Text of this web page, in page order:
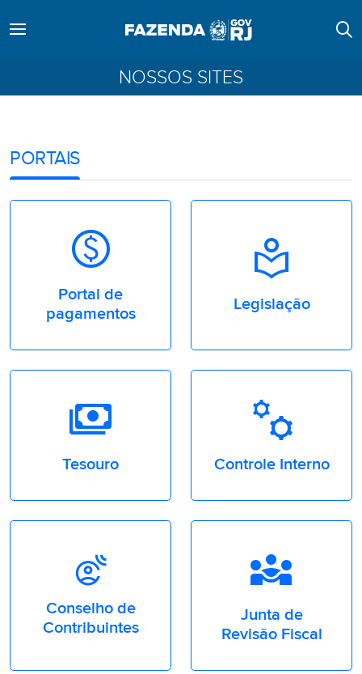
NOSSOS SITES
PORTAIS
Monetization_On
Portal de
pagamentos
Local_Library
Legislação
payments
Tesouro
Manufacturing
Controle Interno
Conselho de
Contribuintes
Diversity_3
Junta de
Revisão Fiscal